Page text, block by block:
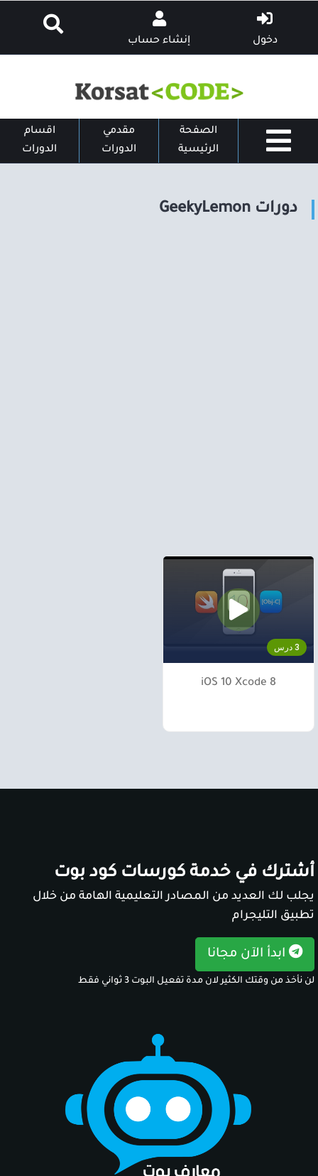
دخول إنشاء حساب
الصفحة
الرئيسية
مقدمي
الدورات
اقسام
الدورات
دورات GeekyLemon
3 درس
iOS 10 Xcode 8
أشترك في خدمة كورسات كود بوت
يجلب لك العديد من المصادر التعليمية الهامة من خلال
تطبيق التليجرام
ابدأ الآن مجانا
لن نأخذ من وقتك الكثير لان مدة تفعيل البوت 3 ثواني فقط